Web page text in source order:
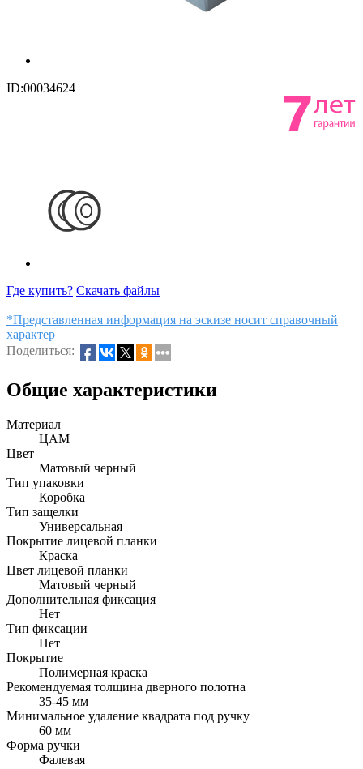
ID:00034624
Где купить? Скачать файлы
*Представленная информация на эскизе носит справочный
характер
Поделиться:
Общие характеристики
Материал
ЦАМ
Цвет
Матовый черный
Тип упаковки
Коробка
Тип защелки
Универсальная
Покрытие лицевой планки
Краска
Цвет лицевой планки
Матовый черный
Дополнительная фиксация
Нет
Тип фиксации
Нет
Покрытие
Полимерная краска
Рекомендуемая толщина дверного полотна
35-45 мм
Минимальное удаление квадрата под ручку
60 мм
Форма ручки
Фалевая